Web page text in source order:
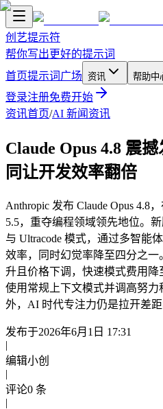
创艺提示符
帮你写出更好的提示词
首页提示词广场 资讯 帮助中
登录注册免费开始
资讯首页/AI 新闻资讯
Claude Opus 4.8 震
同让开发效率翻倍
Anthropic 发布 Claude Opus 4.8
5.5，重夺编程领域领先地位。
与 Ultracode 模式，通过多智能
效率，同时幻觉率降至四分之
升且价格下调，快速模式费用
使用常规上下文模式并调高努
外，AI 时代专注力仍是拉开差距
发布于2026年6月1日 17:31
|
编辑小创
|
评论0 条
|